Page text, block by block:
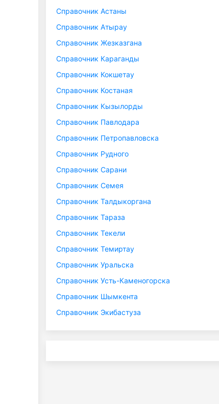
Справочник Астаны
Справочник Атырау
Справочник Жезказгана
Справочник Караганды
Справочник Кокшетау
Справочник Костаная
Справочник Кызылорды
Справочник Павлодара
Справочник Петропавловска
Справочник Рудного
Справочник Сарани
Справочник Семея
Справочник Талдыкоргана
Справочник Тараза
Справочник Текели
Справочник Темиртау
Справочник Уральска
Справочник Усть-Каменогорска
Справочник Шымкента
Справочник Экибастуза